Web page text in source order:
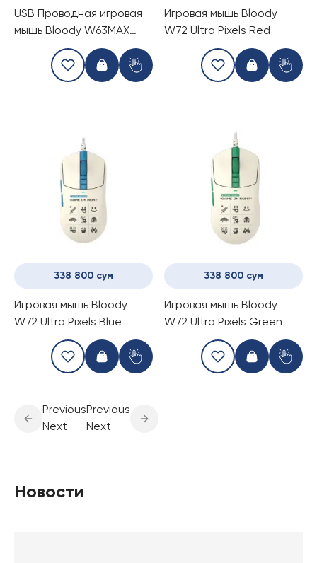
USB Проводная игровая
мышь Bloody W63MAX
Renegade Sunset
Игровая мышь Bloody
W72 Ultra Pixels Red
338 800 сум
Игровая мышь Bloody
W72 Ultra Pixels Blue
338 800 сум
Игровая мышь Bloody
W72 Ultra Pixels Green
Previous
Next
Previous
Next
Новости